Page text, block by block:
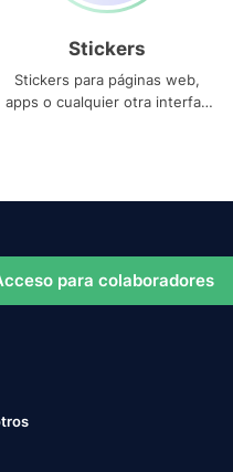
Stickers
Stickers para páginas web,
apps o cualquier otra interfaz
para colaboradores